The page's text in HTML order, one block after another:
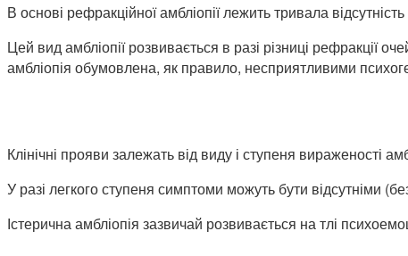
В основі рефракційної амбліопії лежить тривала
Цей вид амбліопії розвивається в разі різниці рефракції
амбліопія обумовлена, як правило, несприятливими
Клінічні прояви залежать від виду і ступеня вираженості
У разі легкого ступеня симптоми можуть бути відсутніми
Істерична амбліопія зазвичай розвивається на тлі